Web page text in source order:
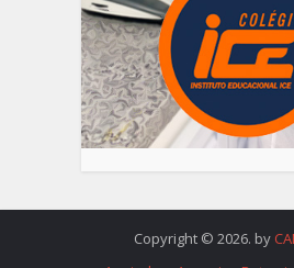
Copyright © 2026. by